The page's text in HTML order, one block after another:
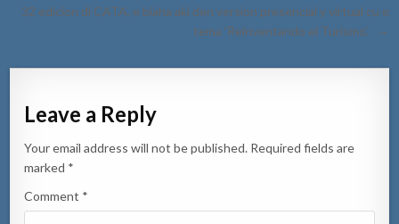
32 edicion di CATA, e biaha aki den version presencial y virtual cu e
tema ‘Reinventando el Turismo’. →
Leave a Reply
Your email address will not be published. Required fields are
marked *
Comment *